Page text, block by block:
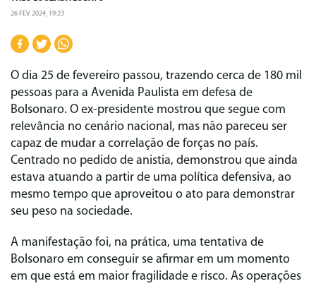
26 FEV 2024, 19:23
O dia 25 de fevereiro passou, trazendo cerca de 180 mil
pessoas para a Avenida Paulista em defesa de
Bolsonaro. O ex-presidente mostrou que segue com
relevância no cenário nacional, mas não pareceu ser
capaz de mudar a correlação de forças no país.
Centrado no pedido de anistia, demonstrou que ainda
estava atuando a partir de uma política defensiva, ao
mesmo tempo que aproveitou o ato para demonstrar
seu peso na sociedade.
A manifestação foi, na prática, uma tentativa de
Bolsonaro em conseguir se afirmar em um momento
em que está em maior fragilidade e risco. As operações